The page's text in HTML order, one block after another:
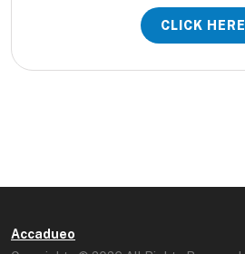
CLICK HERE
Accadueo